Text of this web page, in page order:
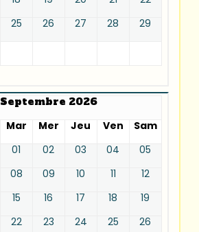
25 26 27 28
29
Septembre 2026
Mar Mer Jeu Ven
Sam
01
02 03 04
05
08 09 10 11
12
15 16 17 18
19
22 23 24 25
26